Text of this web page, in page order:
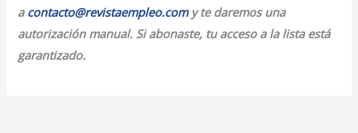
a contacto@revistaempleo.comy te daremos una
autorización manual. Si abonaste, tu acceso a la lista está
garantizado.